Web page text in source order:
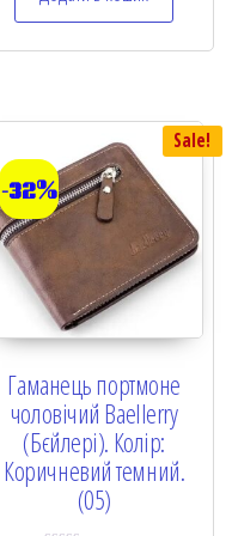
0
o
u
5
Sale!
-32%
Гаманець портмоне
чоловічий Baellerry
(Бєйлері). Колір:
Коричневий темний.
(05)